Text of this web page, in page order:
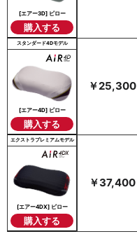
[エアー3D] ピロー
購入する
スタンダード4Dモデル
[エアー4D] ピロー
購入する
￥25,300
エクストラプレミアムモデル
[エアー4DX] ピロー
購入する
￥37,400